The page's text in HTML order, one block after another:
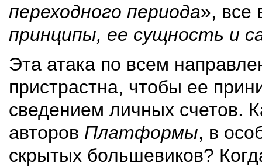
переходного периода», все
принципы, ее сущность и
Эта атака по всем
пристрастна, чтобы ее
сведением личных счетов.
авторов Платформы, в
скрытых большевиков?